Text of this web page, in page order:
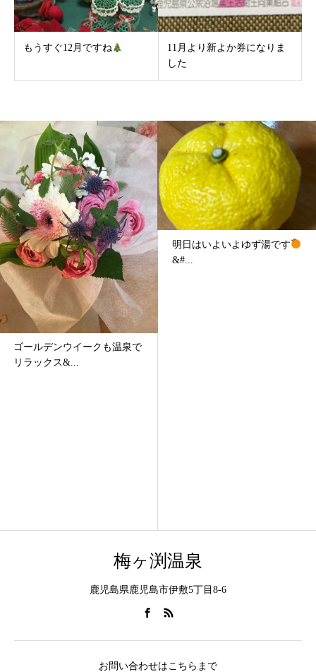
もうすぐ12月ですね
11月より新よか券になりま
した
明日はいよいよゆず湯です
&#...
梅ヶ渕温泉
鹿児島県鹿児島市伊敷5丁目8-6
お問い合わせはこちらまで